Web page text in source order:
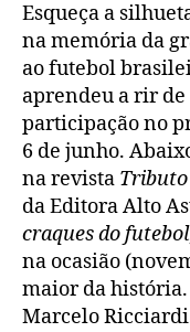
Esqueça a
na memória da
ao futebol
aprendeu a rir de
participação no
6 de junho.
na revista
da Editora Alto
craques do futebol
na ocasião
maior da história.
Marcelo